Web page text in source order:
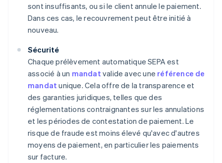
sont insuffisants, ou si le client annule le paiement.
Dans ces cas, le recouvrement peut être initié à
nouveau.
Sécurité
Chaque prélèvement automatique SEPA est
associé à un mandat valide avec une référence de
mandat unique. Cela offre de la transparence et
des garanties juridiques, telles que des
réglementations contraignantes sur les annulations
et les périodes de contestation de paiement. Le
risque de fraude est moins élevé qu'avec d'autres
moyens de paiement, en particulier les paiements
sur facture.